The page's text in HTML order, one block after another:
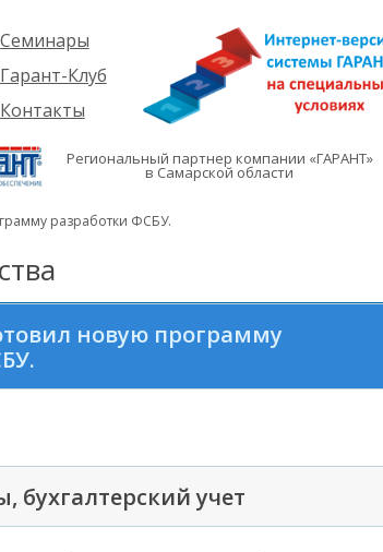
Семинары
Об услуге
Предстоящие
семинары
Гарант-Клуб
Контакты
Региональный партнер компании «ГАРАНТ»
в Самарской области
разработки ФСБУ.
новую программу
бухгалтерский учет